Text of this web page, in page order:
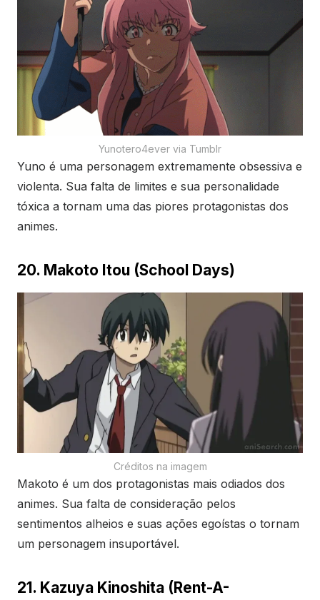
Yunotero4ever via Tumblr
Yuno é uma personagem extremamente obsessiva e
violenta. Sua falta de limites e sua personalidade
tóxica a tornam uma das piores protagonistas dos
animes.
20. Makoto Itou (School Days)
Créditos na imagem
Makoto é um dos protagonistas mais odiados dos
animes. Sua falta de consideração pelos
sentimentos alheios e suas ações egoístas o tornam
um personagem insuportável.
21. Kazuya Kinoshita (Rent-A-